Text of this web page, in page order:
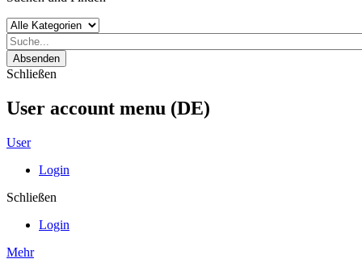
Absenden
Schließen
User account menu (DE)
User
Login
Schließen
Login
Mehr